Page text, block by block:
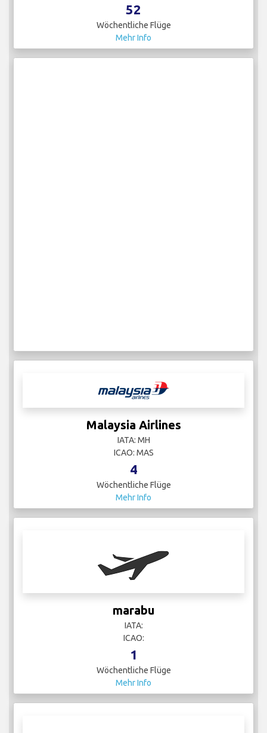
52
Wöchentliche Flüge
Mehr Info
Malaysia Airlines
IATA: MH
ICAO: MAS
4
Wöchentliche Flüge
Mehr Info
marabu
IATA:
ICAO:
1
Wöchentliche Flüge
Mehr Info